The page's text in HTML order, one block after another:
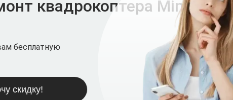
квадрокоптера Mini 3 Fly
бесплатную